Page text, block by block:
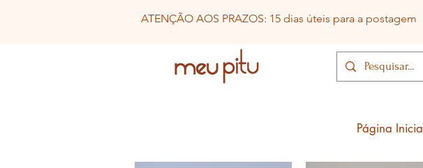
ATENÇÃO AOS PRAZOS: 15 dias úteis para a postagem
Página Inicial